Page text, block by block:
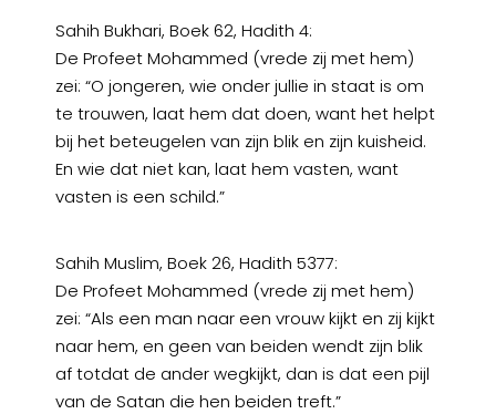
Sahih Bukhari, Boek 62, Hadith 4:
De Profeet Mohammed (vrede zij met hem)
zei: “O jongeren, wie onder jullie in staat is om
te trouwen, laat hem dat doen, want het helpt
bij het beteugelen van zijn blik en zijn kuisheid.
En wie dat niet kan, laat hem vasten, want
vasten is een schild.”
Sahih Muslim, Boek 26, Hadith 5377:
De Profeet Mohammed (vrede zij met hem)
zei: “Als een man naar een vrouw kijkt en zij kijkt
naar hem, en geen van beiden wendt zijn blik
af totdat de ander wegkijkt, dan is dat een pijl
van de Satan die hen beiden treft.”